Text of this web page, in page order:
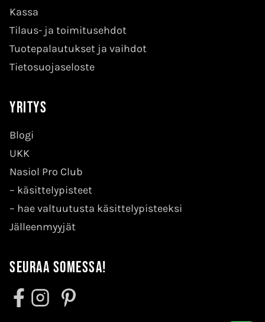
Kassa
Tilaus- ja toimitusehdot
Tuotepalautukset ja vaihdot
Tietosuojaseloste
Yritys
Blogi
UKK
Nasiol Pro Club
– käsittelypisteet
– hae valtuutusta käsittelypisteeksi
Jälleenmyyjät
Seuraa somessa!